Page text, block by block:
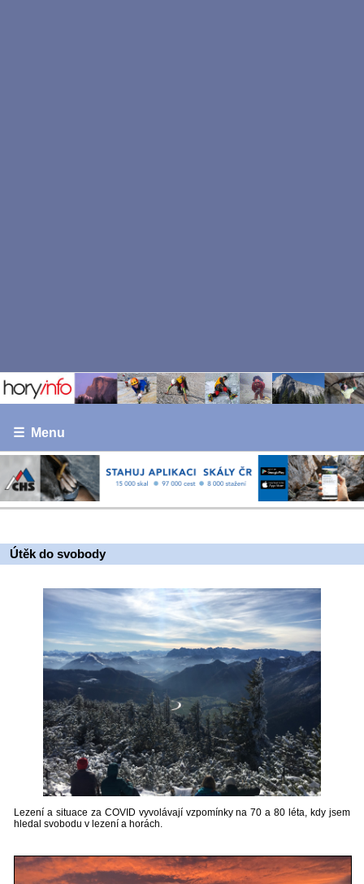
☰ Menu
Útěk do svobody
Lezení a situace za COVID vyvolávají vzpomínky na 70 a 80 léta, kdy jsem
hledal svobodu v lezení a horách.